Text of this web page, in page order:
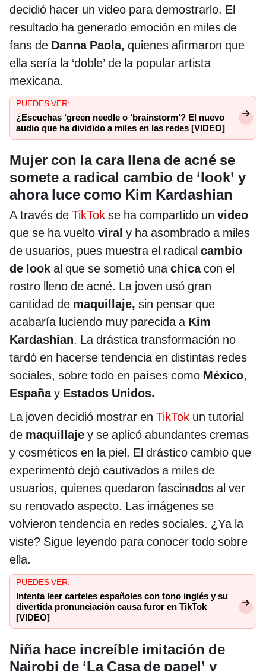
decidió hacer un video para demostrarlo. El
resultado ha generado emoción en miles de
fans de Danna Paola, quienes afirmaron que
ella sería la ‘doble’ de la popular artista
mexicana.
PUEDES VER:
¿Escuchas ‘green needle o ‘brainstorm’? El nuevo
audio que ha dividido a miles en las redes [VIDEO]
Mujer con la cara llena de acné se
somete a radical cambio de ‘look’ y
ahora luce como Kim Kardashian
A través de TikTok se ha compartido un video
que se ha vuelto viral y ha asombrado a miles
de usuarios, pues muestra el radical cambio
de look al que se sometió unachicacon el
rostro lleno de acné. La joven usó gran
cantidad de maquillaje, sin pensar que
acabaría luciendo muy parecida a Kim
Kardashian. La drástica transformación no
tardó en hacerse tendencia en distintas redes
sociales, sobre todo en países como México,
Españay Estados Unidos.
La joven decidió mostrar en TikTok un tutorial
de maquillaje y se aplicó abundantes cremas
y cosméticos en la piel. El drástico cambio que
experimentó dejó cautivados a miles de
usuarios, quienes quedaron fascinados al ver
su renovado aspecto. Las imágenes se
volvieron tendencia en redes sociales. ¿Ya la
viste? Sigue leyendo para conocer todo sobre
ella.
PUEDES VER:
Intenta leer carteles españoles con tono inglés y su
divertida pronunciación causa furor en TikTok
[VIDEO]
Niña hace increíble imitación de
Nairobi de ‘La Casa de papel’ y